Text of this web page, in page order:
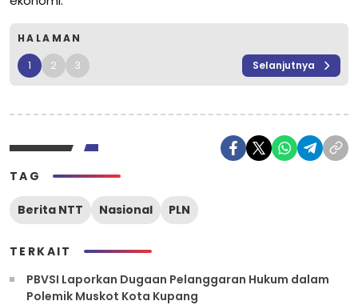
HALAMAN
1 2 3 Selanjutnya
TAG
Berita NTT Nasional PLN
TERKAIT
PBVSI Laporkan Dugaan Pelanggaran Hukum dalam
Polemik Muskot Kota Kupang